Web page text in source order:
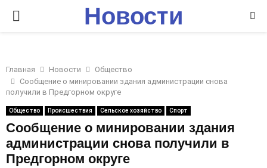
P
I
M
A
Новости
Главная Новости
Общество
Сообщение о минировании здания администрации снова
получили в Предгорном округе
Общество Происшествия Сельское хозяйство Спорт
Сообщение о минировании здания
администрации снова получили в
Предгорном округе